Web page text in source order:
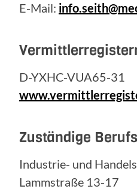
E-Mail:
D-YXHC-VUA65-31
Zuständige
Industrie- und
Lammstraße 13-17